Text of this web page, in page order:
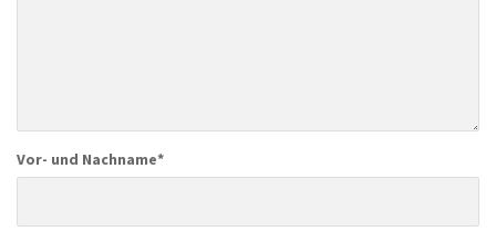
Vor- und Nachname*